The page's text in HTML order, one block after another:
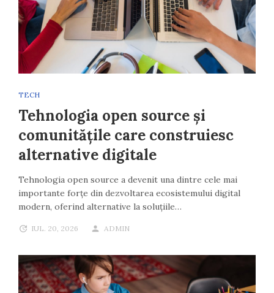
TECH
Tehnologia open source și
comunitățile care construiesc
alternative digitale
Tehnologia open source a devenit una dintre cele mai
importante forțe din dezvoltarea ecosistemului digital
modern, oferind alternative la soluțiile…
IUL. 20, 2026 ADMIN